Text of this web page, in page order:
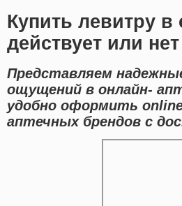
Купить левитру в
действует или нет
Представляем
ощущений в онлайн-
удобно оформить
аптечных брендов с